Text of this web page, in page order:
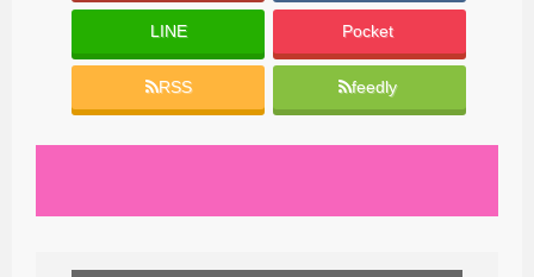
LINE Pocket
RSS feedly